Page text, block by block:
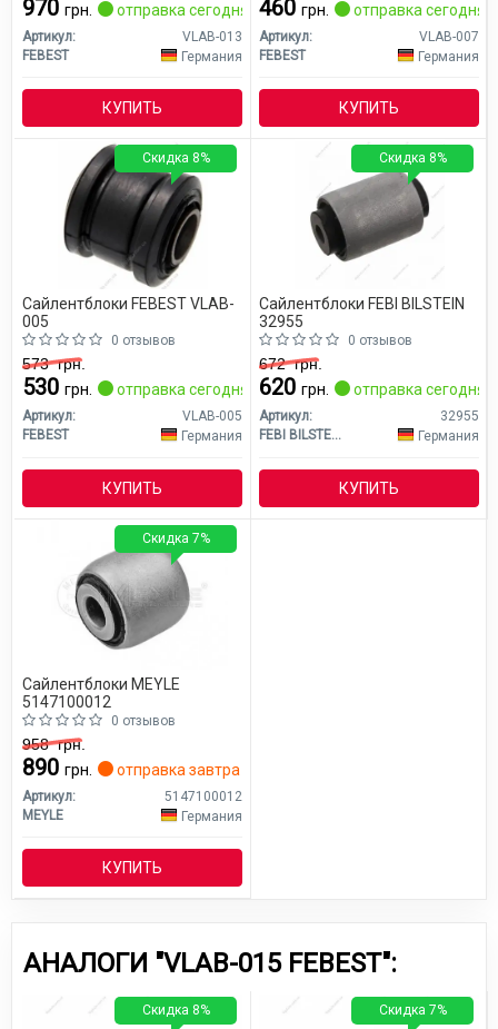
970 грн. отправка сегодня
Артикул:
VLAB-013
FEBEST
Германия
КУПИТЬ
460 грн. отправка сегодня
Артикул:
VLAB-007
FEBEST
Германия
КУПИТЬ
Сайлентблоки FEBEST VLAB-
005
0 отзывов
573грн.
530 грн. отправка сегодня
Артикул:
VLAB-005
FEBEST
Германия
КУПИТЬ
Скидка 8%
Сайлентблоки FEBI BILSTEIN
32955
0 отзывов
672грн.
620 грн. отправка сегодня
Артикул:
32955
FEBI BILSTEIN
Германия
КУПИТЬ
Скидка 8%
Сайлентблоки MEYLE
5147100012
0 отзывов
958грн.
890 грн. отправка завтра
Артикул:
5147100012
MEYLE
Германия
КУПИТЬ
Скидка 7%
АНАЛОГИ "VLAB-015 FEBEST":
Скидка 8% Скидка 7%